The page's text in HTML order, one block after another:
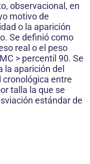
observacional, en
motivo de
o la aparición
Se definió como
real o el peso
> percentil 90. Se
aparición del
entre
talla la que se
estándar de